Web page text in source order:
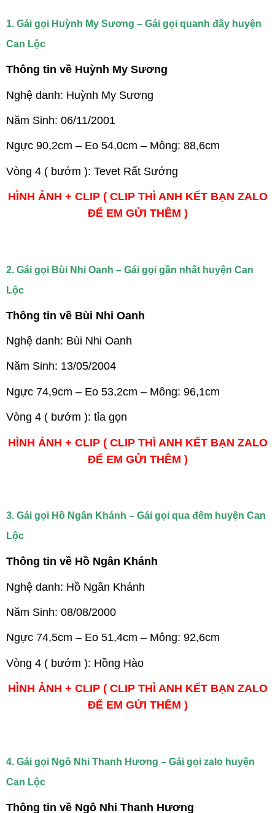
1. Gái gọi Huỳnh My Sương – Gái gọi quanh đây huyện
Can Lộc
Thông tin về Huỳnh My Sương
Nghệ danh: Huỳnh My Sương
Năm Sinh: 06/11/2001
Ngực 90,2cm – Eo 54,0cm – Mông: 88,6cm
Vòng 4 ( bướm ): Tevet Rất Sướng
HÌNH ẢNH + CLIP ( CLIP THÌ ANH KẾT BẠN ZALO
ĐỂ EM GỬI THÊM )
2. Gái gọi Bùi Nhi Oanh – Gái gọi gần nhất huyện Can
Lộc
Thông tin về Bùi Nhi Oanh
Nghệ danh: Bùi Nhi Oanh
Năm Sinh: 13/05/2004
Ngực 74,9cm – Eo 53,2cm – Mông: 96,1cm
Vòng 4 ( bướm ): tỉa gọn
HÌNH ẢNH + CLIP ( CLIP THÌ ANH KẾT BẠN ZALO
ĐỂ EM GỬI THÊM )
3. Gái gọi Hồ Ngân Khánh – Gái gọi qua đêm huyện Can
Lộc
Thông tin về Hồ Ngân Khánh
Nghệ danh: Hồ Ngân Khánh
Năm Sinh: 08/08/2000
Ngực 74,5cm – Eo 51,4cm – Mông: 92,6cm
Vòng 4 ( bướm ): Hồng Hào
HÌNH ẢNH + CLIP ( CLIP THÌ ANH KẾT BẠN ZALO
ĐỂ EM GỬI THÊM )
4. Gái gọi Ngô Nhi Thanh Hương – Gái gọi zalo huyện
Can Lộc
Thông tin về Ngô Nhi Thanh Hương